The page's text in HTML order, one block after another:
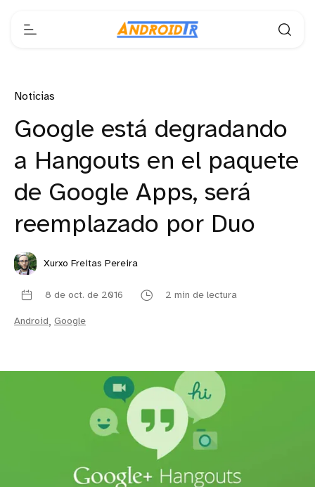
Noticias
Google está degradando
a Hangouts en el paquete
de Google Apps, será
reemplazado por Duo
Xurxo Freitas Pereira
8 de oct. de 2016 2 min de lectura
Android, Google